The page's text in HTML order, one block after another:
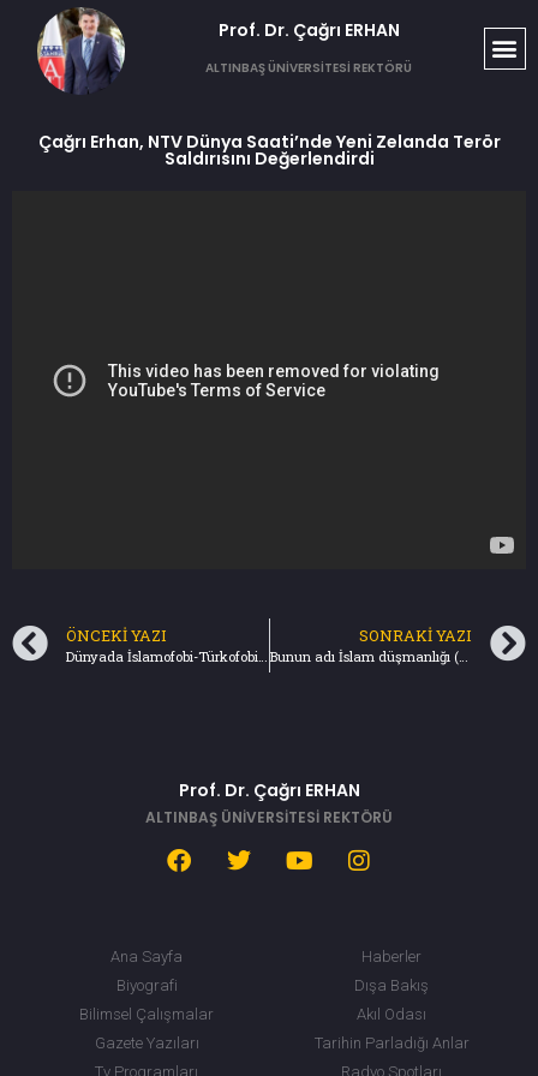
Prof. Dr. Çağrı ERHAN​
ALTINBAŞ ÜNİVERSİTESİ REKTÖRÜ
Çağrı Erhan, NTV Dünya Saati’nde Yeni Zelanda Terör
Saldırısını Değerlendirdi
ÖNCEKI YAZI
Dünyada İslamofobi-Türkofobi Neden Yükseliyor? (Gündem Dışı-15.03.2019)
SONRAKI YAZI
Bunun adı İslam düşmanlığı (17.03.2019) Türkiye Gazetesi
Prof. Dr. Çağrı ERHAN
ALTINBAŞ ÜNİVERSİTESİ REKTÖRÜ
Ana Sayfa
Biyografi
Bilimsel Çalışmalar
Gazete Yazıları
Tv Programları
Haberler
Dışa Bakış
Akıl Odası
Tarihin Parladığı Anlar
Radyo Spotları